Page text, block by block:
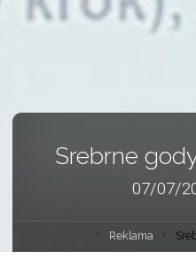
Srebrne
07/07/
Reklama